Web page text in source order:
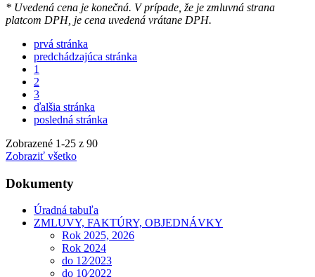
* Uvedená cena je konečná. V prípade, že je zmluvná strana
platcom DPH, je cena uvedená vrátane DPH.
prvá stránka
predchádzajúca stránka
1
2
3
ďalšia stránka
posledná stránka
Zobrazené 1-25 z 90
Zobraziť všetko
Dokumenty
Úradná tabuľa
ZMLUVY, FAKTÚRY, OBJEDNÁVKY
Rok 2025, 2026
Rok 2024
do 12⁄2023
do 10⁄2022